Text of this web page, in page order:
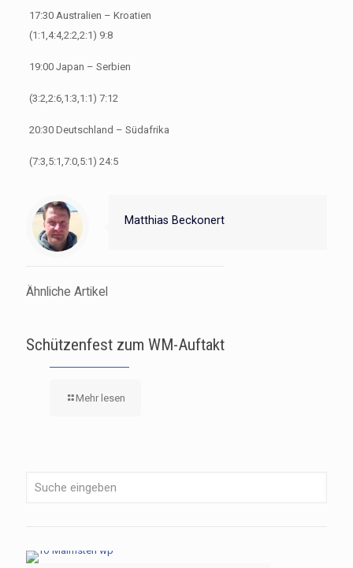
17:30 Australien – Kroatien
(1:1,4:4,2:2,2:1) 9:8
19:00 Japan – Serbien
(3:2,2:6,1:3,1:1) 7:12
20:30 Deutschland – Südafrika
(7:3,5:1,7:0,5:1) 24:5
Matthias Beckonert
Ähnliche Artikel
Schützenfest zum WM-Auftakt
Mehr lesen